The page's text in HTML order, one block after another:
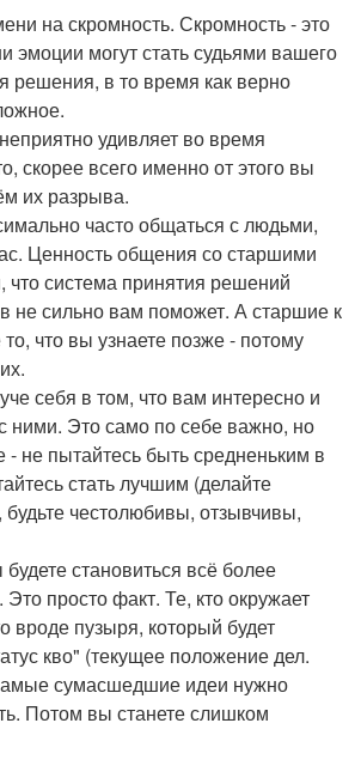
на скромность. Скромность - это
эмоции могут стать судьями вашего
решения, в то время как верно
удивляет во время
скорее всего именно от этого вы
их разрыва.
часто общаться с людьми,
Ценность общения со старшими
что система принятия решений
не сильно вам поможет. А старшие к
что вы узнаете позже - потому
себя в том, что вам интересно и
ними. Это само по себе важно, но
- не пытайтесь быть средненьким в
стать лучшим (делайте
честолюбивы, отзывчивы,
становиться всё более
просто факт. Те, кто окружает
вроде пузыря, который будет
кво" (текущее положение дел.
сумасшедшие идеи нужно
Потом вы станете слишком